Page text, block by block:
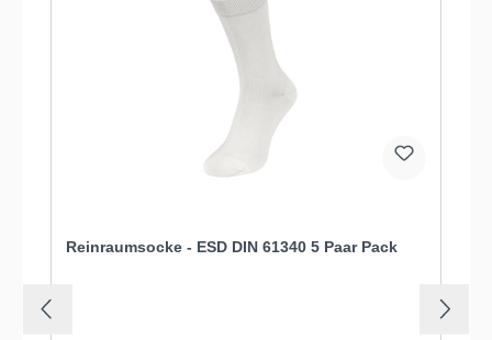
Reinraumsocke - ESD DIN 61340 5 Paar Pack